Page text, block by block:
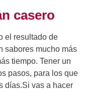
casero
el resultado de
sabores mucho más
tiempo. Tener un
pasos, para los que
días.Si vas a hacer